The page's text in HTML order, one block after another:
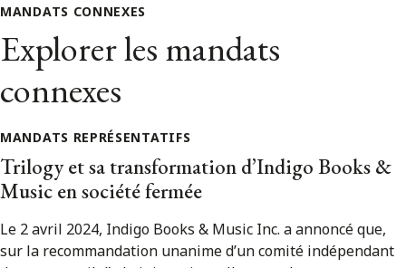
MANDATS CONNEXES
Explorer les mandats
connexes
MANDATS REPRÉSENTATIFS
Trilogy et sa transformation d’Indigo Books &
Music en société fermée
Le 2 avril 2024, Indigo Books & Music Inc. a annoncé que,
sur la recommandation unanime d’un comité indépendant